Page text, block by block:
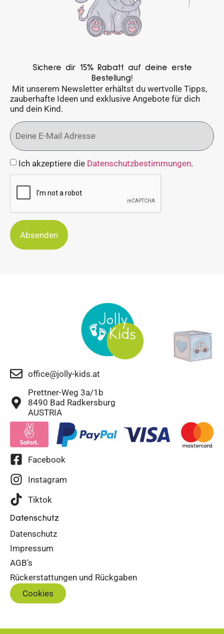
Sichere dir 15% Rabatt auf deine erste
Bestellung!
Mit unserem Newsletter erhältst du wertvolle Tipps,
zauberhafte Ideen und exklusive Angebote für dich
und dein Kind.
Ich akzeptiere die Datenschutzbestimmungen.
Absenden
office@jolly-kids.at
Prettner-Weg 3a/1b
8490 Bad Radkersburg
AUSTRIA
Facebook
Instagram
Tiktok
Datenschutz
Datenschutz
Impressum
AGB’s
Rückerstattungen und Rückgaben
Cookies